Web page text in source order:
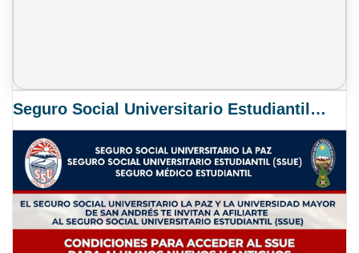
Seguro Social Universitario Estudiantil SSUE